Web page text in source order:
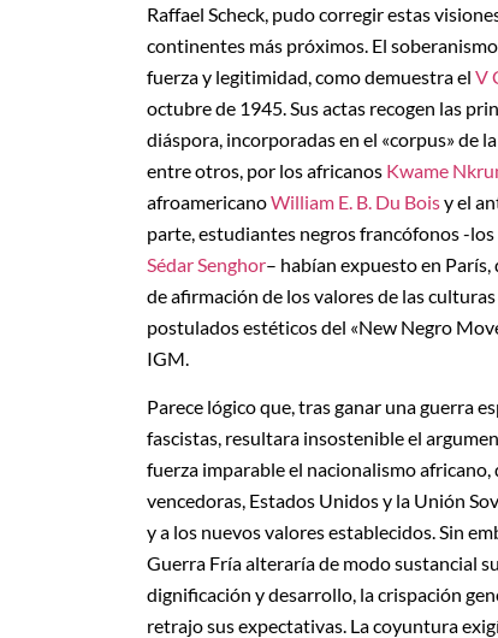
Raffael Scheck, pudo corregir estas
continentes más próximos. El
fuerza y legitimidad, como demuestra el V
octubre de 1945. Sus actas recogen las
diáspora, incorporadas en el «corpus» de
entre otros, por los africanos Kwame
afroamericanoWilliam E. B. Du Boisy el
parte, estudiantes negros francófonos -
Sédar Senghor– habían expuesto en
de afirmación de los valores de las
postulados estéticos del «New Negro
IGM.
Parece lógico que, tras ganar una guerra
fascistas, resultara insostenible el
fuerza imparable el nacionalismo
vencedoras, Estados Unidos y la Unión
y a los nuevos valores establecidos. Sin
Guerra Fría alteraría de modo sustancial
dignificación y desarrollo, la crispación
retrajo sus expectativas. La coyuntura